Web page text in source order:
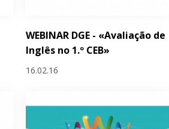
WEBINAR DGE - «Avaliação de
Inglês no 1.º CEB»
16.02.16